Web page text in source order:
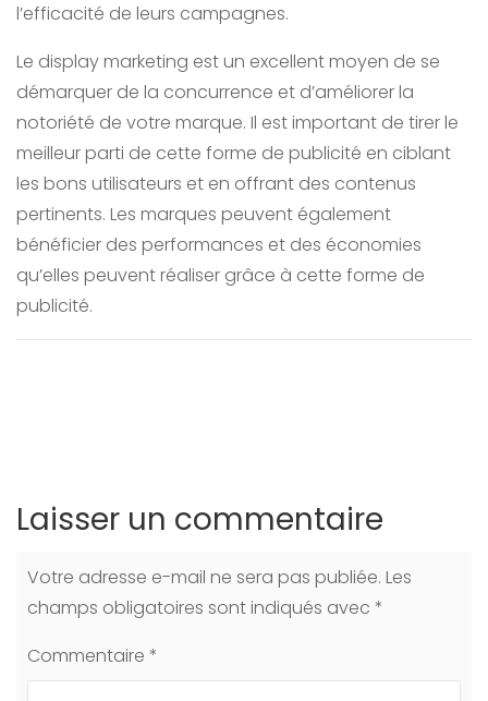
l’efficacité de leurs campagnes.
Le display marketing est un excellent moyen de se
démarquer de la concurrence et d’améliorer la
notoriété de votre marque. Il est important de tirer le
meilleur parti de cette forme de publicité en ciblant
les bons utilisateurs et en offrant des contenus
pertinents. Les marques peuvent également
bénéficier des performances et des économies
qu’elles peuvent réaliser grâce à cette forme de
publicité.
Laisser un commentaire
Votre adresse e-mail ne sera pas publiée. Les
champs obligatoires sont indiqués avec *
Commentaire *